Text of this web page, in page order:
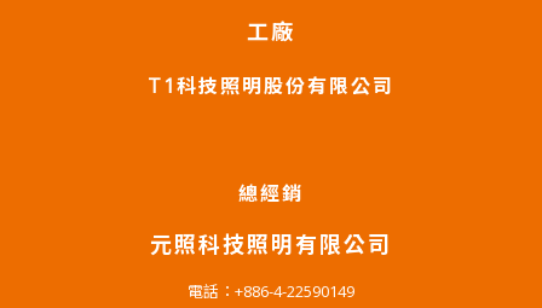
工廠
T1科技照明股份有限公司
總經銷
元照科技照明有限公司
電話：+886-4-22590149